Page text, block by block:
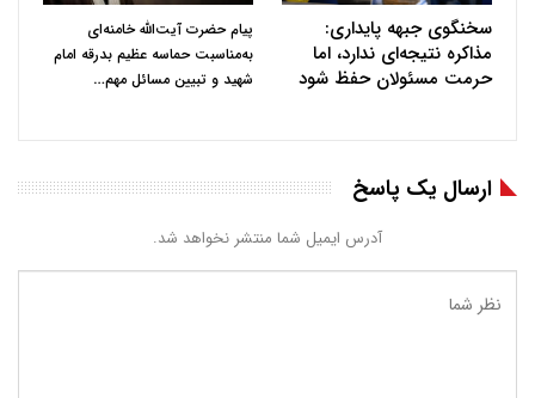
سخنگوی جبهه پایداری:
مذاکره نتیجه‌ای ندارد، اما
حرمت مسئولان حفظ شود
پیام حضرت آیت‌الله خامنه‌ای
به‌مناسبت حماسه عظیم بدرقه امام
شهید و تبیین مسائل مهم…
ارسال یک پاسخ
آدرس ایمیل شما منتشر نخواهد شد.